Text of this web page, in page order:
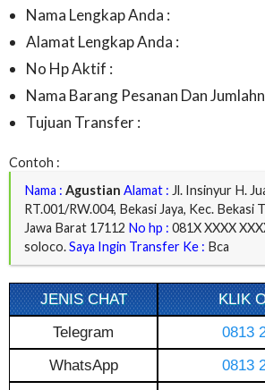
Nama Lengkap Anda :
Alamat Lengkap Anda :
No Hp Aktif :
Nama Barang Pesanan Dan
Tujuan Transfer :
Contoh :
Nama : Agustian Alamat : Jl. Insinyur H.
RT.001/RW.004, Bekasi Jaya, Kec. Bekasi
Jawa Barat 17112 No hp : 081X XXXX
soloco.Saya Ingin Transfer Ke : Bca
JENIS CHAT
KLIK
Telegram
0813
WhatsApp
0813